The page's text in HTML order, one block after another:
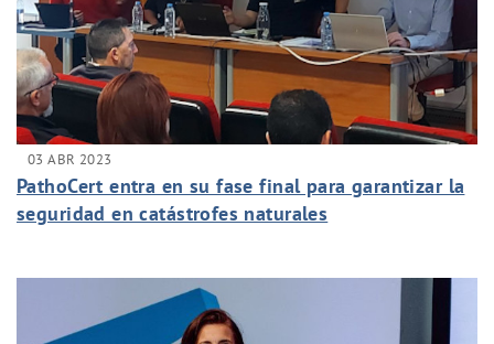
03 ABR 2023
PathoCert entra en su fase final para garantizar la
seguridad en catástrofes naturales